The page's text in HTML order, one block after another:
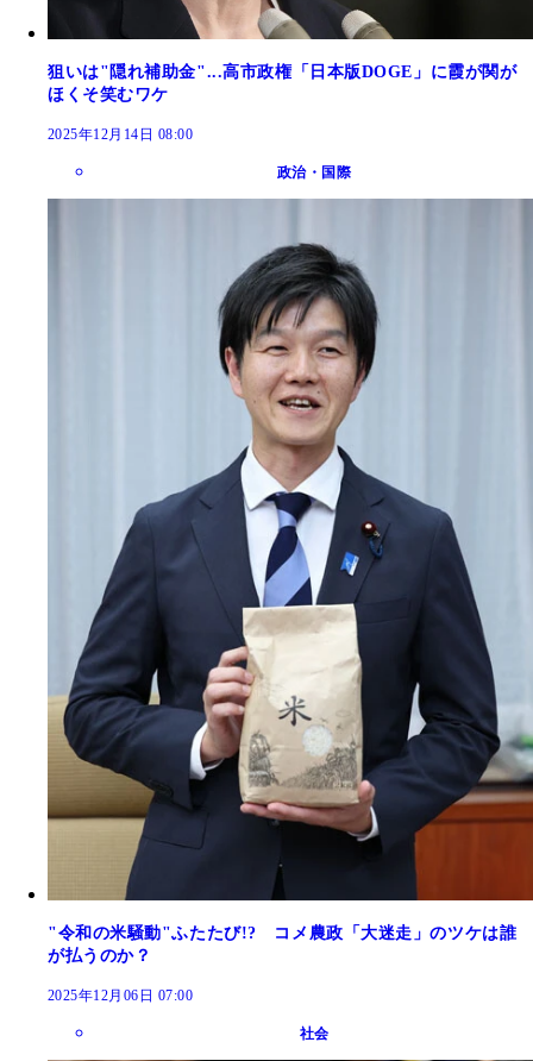
狙いは"隠れ補助金"...高市政権「日本版DOGE」に霞が関が
ほくそ笑むワケ
2025年12月14日 08:00
政治・国際
"令和の米騒動"ふたたび!? コメ農政「大迷走」のツケは誰
が払うのか？
2025年12月06日 07:00
社会